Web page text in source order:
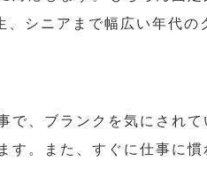
シニアまで幅広い年代
で、ブランクを気にされ
す。また、すぐに仕事に